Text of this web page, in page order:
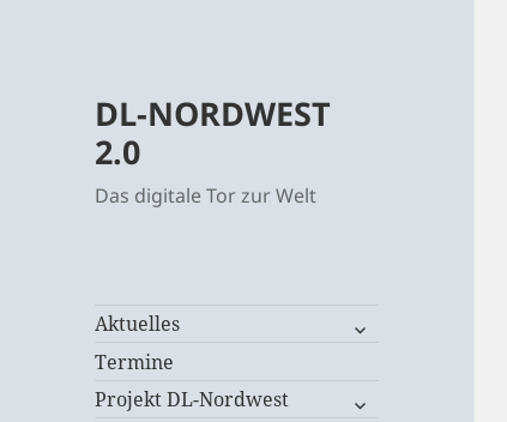
DL-NORDWEST
2.0
Das digitale Tor zur Welt
Aktuelles
untermenü
Termine
Projekt DL-Nordwest
untermenü